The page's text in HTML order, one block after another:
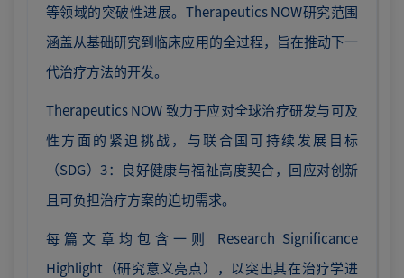
等领域的突破性进展。Therapeutics NOW研究范围
涵盖从基础研究到临床应用的全过程，旨在推动下一
代治疗方法的开发。
Therapeutics NOW 致力于应对全球治疗研发与可及
性方面的紧迫挑战，与联合国可持续发展目标
（SDG）3：良好健康与福祉高度契合，回应对创新
且可负担治疗方案的迫切需求。
每篇文章均包含一则 Research Significance
Highlight（研究意义亮点），以突出其在治疗学进